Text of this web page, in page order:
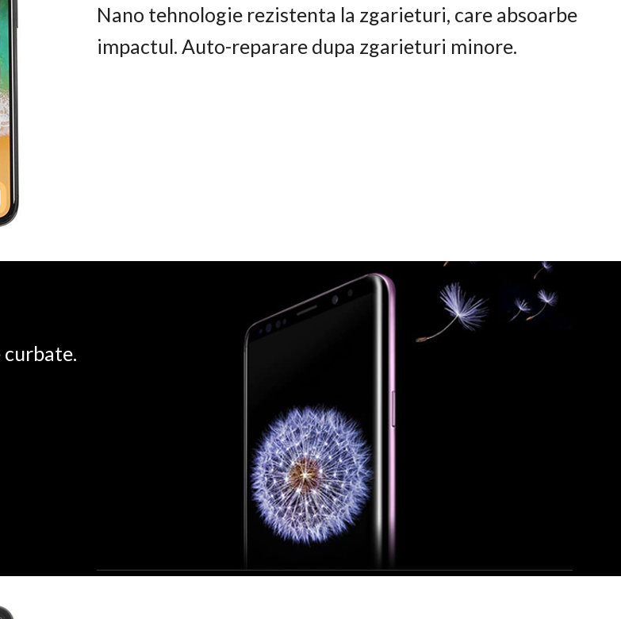
Nano tehnologie rezistenta la zgarieturi, care absoarbe
impactul. Auto-reparare dupa zgarieturi minore.